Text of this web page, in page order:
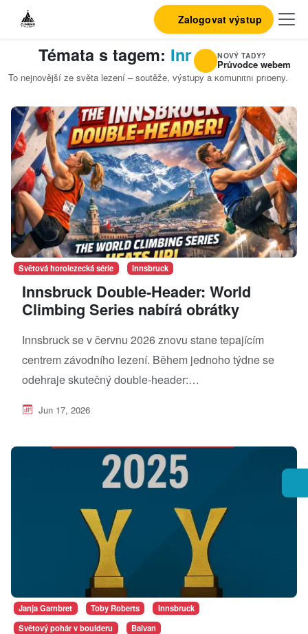
Zalogovat výstup
Témata s tagem: Innsbruck
To nejnovější ze světa lezení – soutěže, výstupy a komunitní příběhy.
Světová horolezecká série Innsbruck
Innsbruck Double-Header: World
Climbing Series nabírá obrátky
Innsbruck se v červnu 2026 znovu stane tepajícím
centrem závodního lezení. Během jednoho týdne se
odehraje skutečný double‑header:…
Jun 17, 2026
Janja Garnbret Toby Roberts
Innsbruck
Světový pohár v boulderu
Balvan
NOVÝ TADY?
Průvodce webem